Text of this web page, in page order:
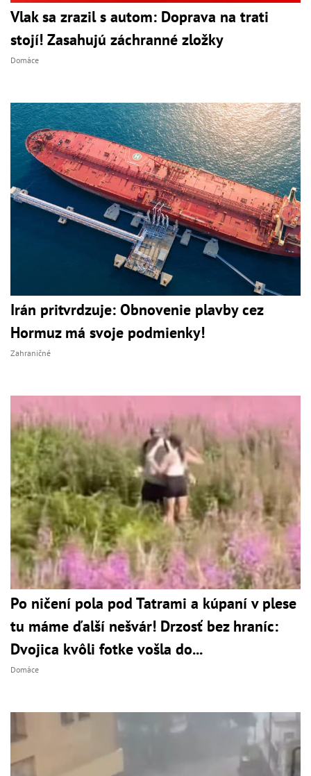
Vlak sa zrazil s autom: Doprava na trati
stojí! Zasahujú záchranné zložky
Domáce
Irán pritvrdzuje: Obnovenie plavby cez
Hormuz má svoje podmienky!
Zahraničné
Po ničení pola pod Tatrami a kúpaní v plese
tu máme ďalší nešvár! Drzosť bez hraníc:
Dvojica kvôli fotke vošla do...
Domáce